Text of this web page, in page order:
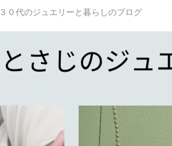
３０代のジュエリーと暮らしのブログ